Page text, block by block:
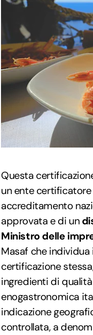
Questa
un ente
accreditamento
approvata e di un
Ministro delle
Masaf che
certificazione
ingredienti di
enogastronomica
indicazione
controllata, a